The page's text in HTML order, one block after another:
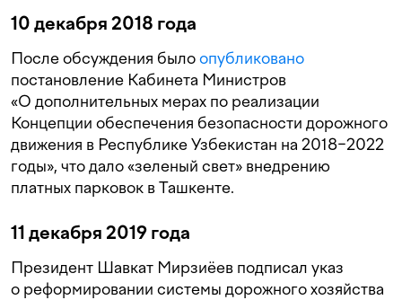
10 декабря 2018 года
После обсуждения былоопубликовано
постановление Кабинета Министров
«О дополнительных мерах по реализации
Концепции обеспечения безопасности дорожного
движения в Республике Узбекистан на 2018−2022
годы», что дало «зеленый свет» внедрению
платных парковок в Ташкенте.
11 декабря 2019 года
Президент Шавкат Мирзиёев подписал указ
о реформировании системы дорожного хозяйства